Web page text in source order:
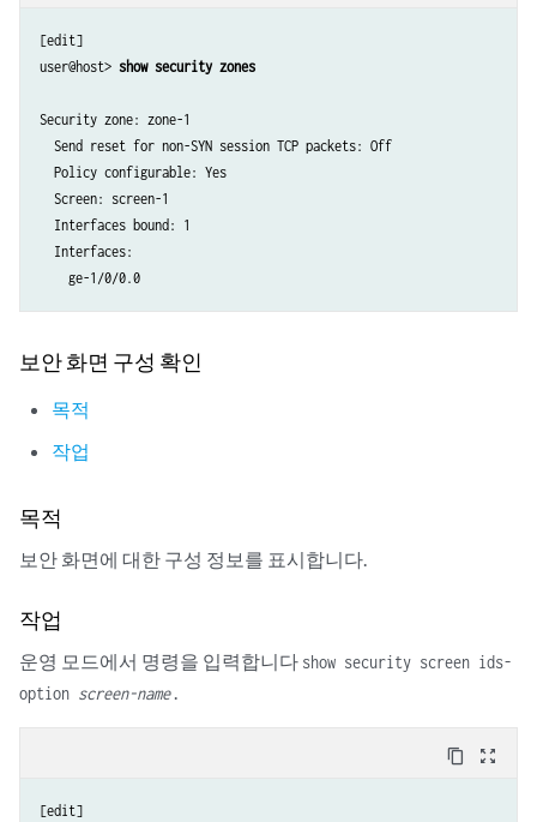
[edit]
user@host> show security zones
Security zone: zone-1
  Send reset for non-SYN session TCP packets: Off
  Policy configurable: Yes
  Screen: screen-1
  Interfaces bound: 1
  Interfaces:
    ge-1/0/0.0
보안 화면 구성 확인
목적
작업
목적
보안 화면에 대한 구성 정보를 표시합니다.
작업
운영 모드에서 명령을 입력합니다 show security screen ids-
option screen-name.
content_copy zoom_out_map
[edit]